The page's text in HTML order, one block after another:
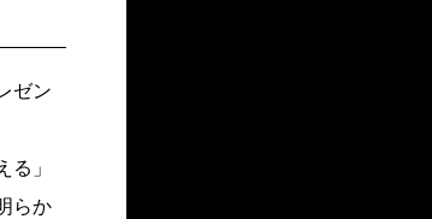
ゼン
」
らか